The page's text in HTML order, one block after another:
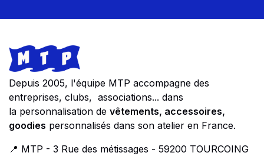
Footer
Store information
Depuis 2005, l'équipe MTP accompagne des
entreprises, clubs, associations... dans
la personnalisation de vêtements, accessoires,
goodies personnalisés dans son atelier en France.
📍 MTP - 3 Rue des métissages - 59200 TOURCOING